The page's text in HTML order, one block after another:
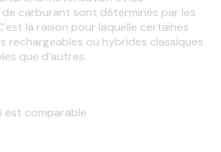
carburant sont déterminés par les
la raison pour laquelle certaines
rechargeables ou hybrides classiques
que d’autres.
est comparable